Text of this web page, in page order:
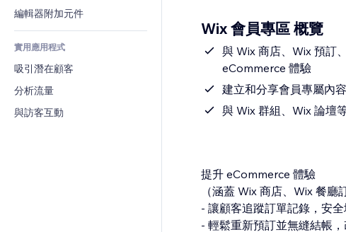
食品及飲料
內容服務
計算機
搜尋
天氣
圖表與表格
社群
評價與推薦
CRM
編輯器附加元件
實用應用程式
吸引潛在顧客
分析流量
與訪客互動
Wix 會員專區 概覽
與 Wix 商店、Wix 預訂
eCommerce 體驗
建立和分享會員專屬內
與 Wix 群組、Wix 論壇
提升 eCommerce 體驗
（涵蓋 Wix 商店、Wix 餐
- 讓顧客追蹤訂單記錄，安
- 輕鬆重新預訂並無縫結帳